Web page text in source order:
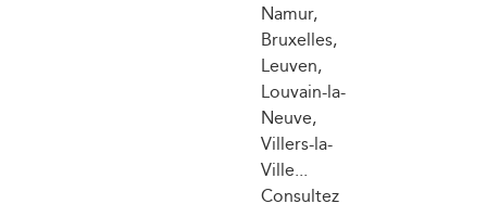
Namur,
Bruxelles,
Leuven,
Louvain-la-
Neuve,
Villers-la-
Ville...
Consultez